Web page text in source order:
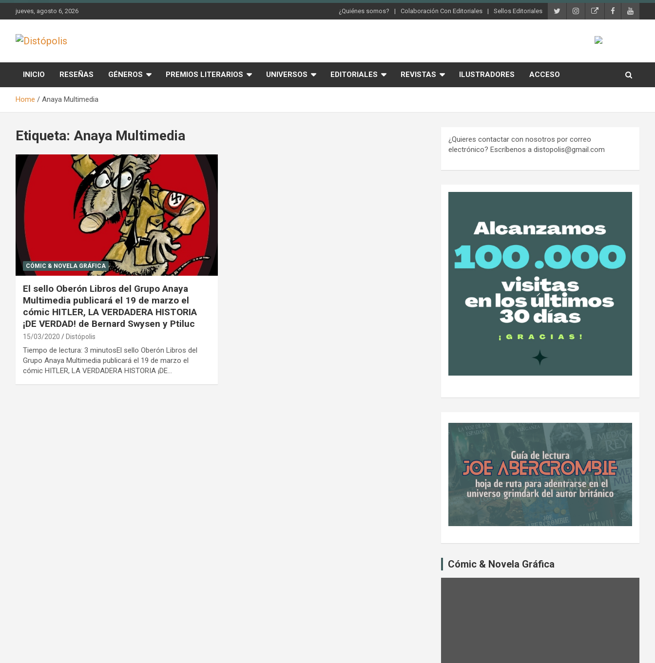
Skip
jueves, agosto 6, 2026 ¿Quiénes somos? Colaboración Con Editoriales Sellos Editoriales
Distópolis
INICIO RESEÑAS GÉNEROS PREMIOS LITERARIOS UNIVERSOS EDITORIALES REVISTAS ILUSTRADORES ACCESO
Home Anaya Multimedia
Etiqueta: Anaya Multimedia
CÓMIC & NOVELA GRÁFICA
El sello Oberón Libros del Grupo Anaya
Multimedia publicará el 19 de marzo el
cómic HITLER, LA VERDADERA HISTORIA
¡DE VERDAD! de Bernard Swysen y Ptiluc
15/03/2020 Distópolis
Tiempo de lectura: 3 minutosEl sello Oberón Libros del
Grupo Anaya Multimedia publicará el 19 de marzo el
cómic HITLER, LA VERDADERA HISTORIA ¡DE…
¿Quieres contactar con nosotros por correo
electrónico? Escríbenos a distopolis@gmail.com
Cómic & Novela Gráfica